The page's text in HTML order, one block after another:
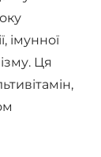
імунної
Ця